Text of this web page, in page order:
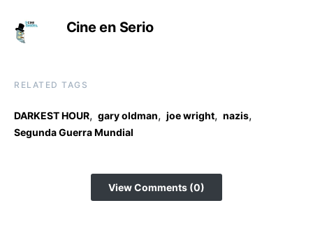
Cine en Serio
RELATED TAGS
DARKEST HOUR, gary oldman, joe wright, nazis,
Segunda Guerra Mundial
View Comments (0)